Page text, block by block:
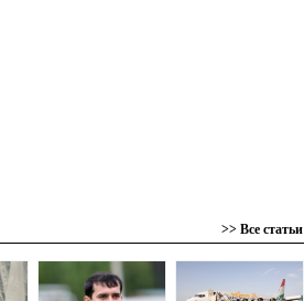
>> Все статьи